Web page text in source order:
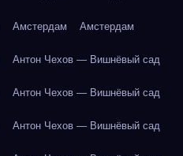
Амстердам Амстердам
Антон Чехов — Вишнёвый сад
Антон Чехов — Вишнёвый сад
Антон Чехов — Вишнёвый сад